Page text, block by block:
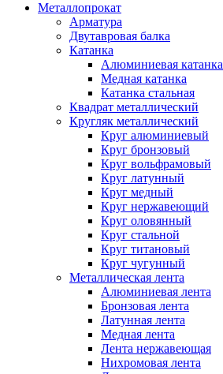
Металлопрокат
Арматура
Двутавровая балка
Катанка
Алюминиевая катанка
Медная катанка
Катанка стальная
Квадрат металлический
Кругляк металлический
Круг алюминиевый
Круг бронзовый
Круг вольфрамовый
Круг латунный
Круг медный
Круг нержавеющий
Круг оловянный
Круг стальной
Круг титановый
Круг чугунный
Металлическая лента
Алюминиевая лента
Бронзовая лента
Латунная лента
Медная лента
Лента нержавеющая
Нихромовая лента